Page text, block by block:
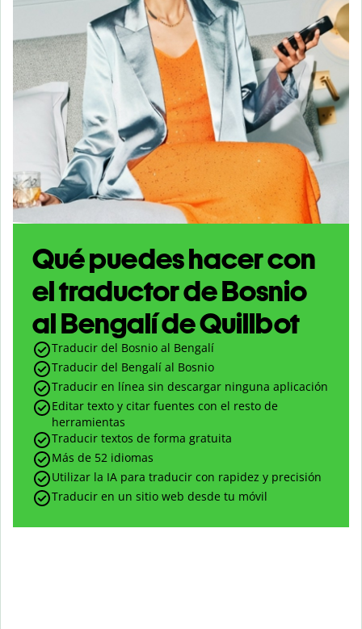
Qué puedes hacer con
el traductor de Bosnio
al Bengalí de Quillbot
Traducir del Bosnio al Bengalí
Traducir del Bengalí al Bosnio
Traducir en línea sin descargar ninguna aplicación
Editar texto y citar fuentes con el resto de
herramientas
Traducir textos de forma gratuita
Más de 52 idiomas
Utilizar la IA para traducir con rapidez y precisión
Traducir en un sitio web desde tu móvil